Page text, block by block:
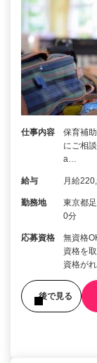
仕事内容
保育補
にご相
a…
給与 月給
勤務地
東京都
0分
応募資格
無資格
資格を
資格が
後で見る